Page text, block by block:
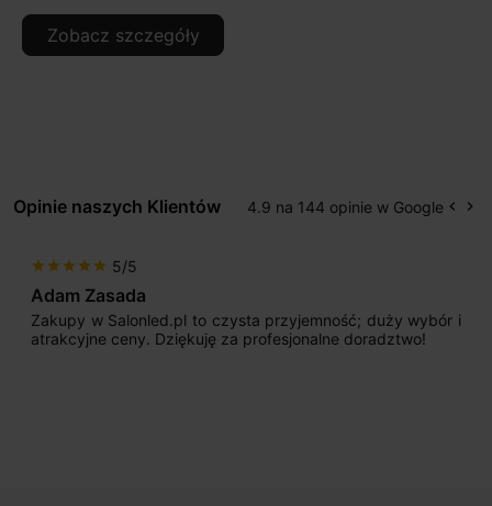
Zobacz szczegóły
Opinie naszych Klientów 4.9 na 144 opinie w Google keyboard_arrow_left keyboard_arrow_right
star star star star star 5/5
Adam Zasada
Zakupy w Salonled.pl to czysta przyjemność; duży wybór i
atrakcyjne ceny. Dziękuję za profesjonalne doradztwo!